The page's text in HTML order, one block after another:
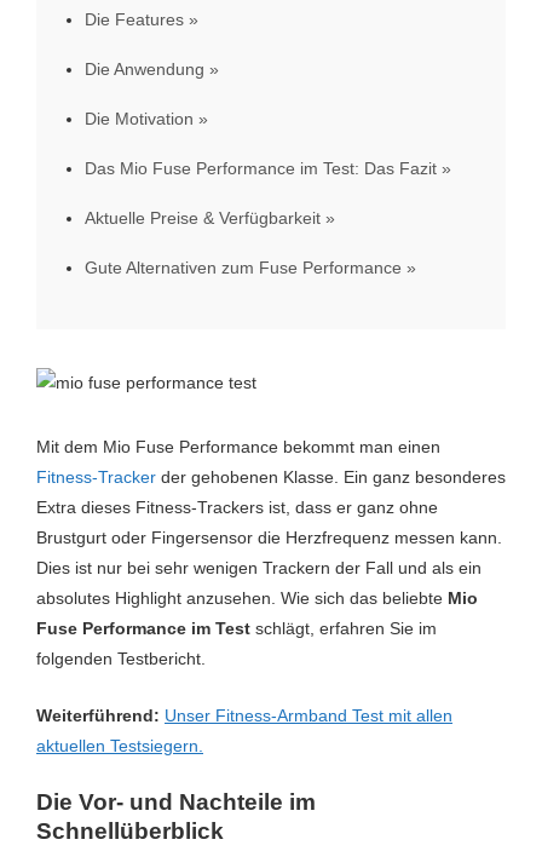
Die Features
Die Anwendung
Die Motivation
Das Mio Fuse Performance im Test: Das Fazit
Aktuelle Preise & Verfügbarkeit
Gute Alternativen zum Fuse Performance
Mit dem Mio Fuse Performance bekommt man einen
Fitness-Tracker der gehobenen Klasse. Ein ganz besonderes
Extra dieses Fitness-Trackers ist, dass er ganz ohne
Brustgurt oder Fingersensor die Herzfrequenz messen kann.
Dies ist nur bei sehr wenigen Trackern der Fall und als ein
absolutes Highlight anzusehen. Wie sich das beliebte Mio
Fuse Performance im Test schlägt, erfahren Sie im
folgenden Testbericht.
Weiterführend: Unser Fitness-Armband Test mit allen
aktuellen Testsiegern.
Die Vor- und Nachteile im
Schnellüberblick